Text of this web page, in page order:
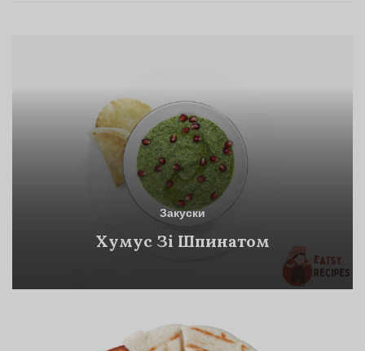
Закуски
Хумус Зі Шпинатом